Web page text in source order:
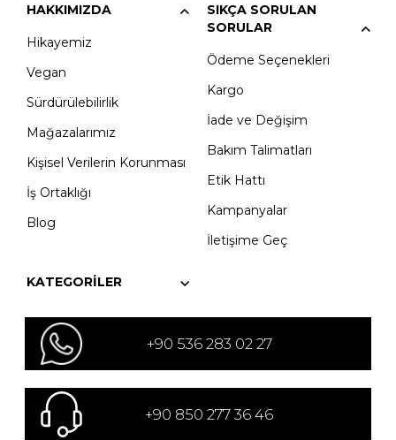
HAKKIMIZDA
Hikayemiz
Vegan
Sürdürülebilirlik
Mağazalarımız
Kişisel Verilerin Korunması
İş Ortaklığı
Blog
SIKÇA SORULAN
SORULAR
Ödeme Seçenekleri
Kargo
İade ve Değişim
Bakım Talimatları
Etik Hattı
Kampanyalar
İletişime Geç
KATEGORILER
+90 536 283 02 27
+90 850 277 36 46